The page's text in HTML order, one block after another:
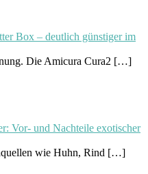
Box – deutlich günstiger im
Die Amicura Cura2 […]
Vor- und Nachteile exotischer
wie Huhn, Rind […]